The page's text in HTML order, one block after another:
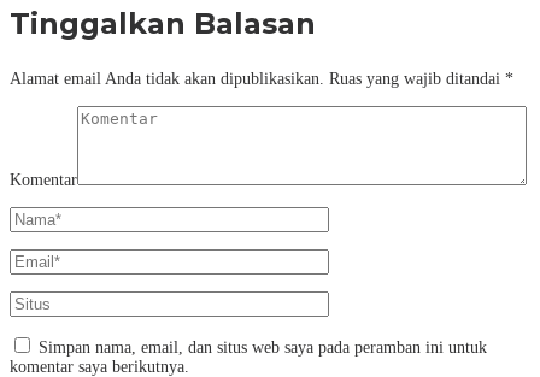
Tinggalkan Balasan
Alamat email Anda tidak akan dipublikasikan. Ruas yang wajib ditandai *
Komentar
Simpan nama, email, dan situs web saya pada peramban ini untuk
komentar saya berikutnya.